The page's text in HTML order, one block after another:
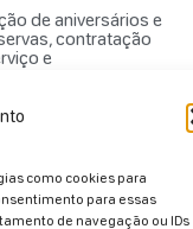
como cookies para
para essas
de navegação ou IDs
de aniversários e
contratação
e